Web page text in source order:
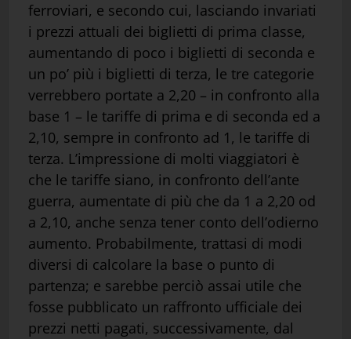
ferroviari, e secondo cui, lasciando invariati
i prezzi attuali dei biglietti di prima classe,
aumentando di poco i biglietti di seconda e
un po’ più i biglietti di terza, le tre categorie
verrebbero portate a 2,20 – in confronto alla
base 1 – le tariffe di prima e di seconda ed a
2,10, sempre in confronto ad 1, le tariffe di
terza. L’impressione di molti viaggiatori è
che le tariffe siano, in confronto dell’ante
guerra, aumentate di più che da 1 a 2,20 od
a 2,10, anche senza tener conto dell’odierno
aumento. Probabilmente, trattasi di modi
diversi di calcolare la base o punto di
partenza; e sarebbe perciò assai utile che
fosse pubblicato un raffronto ufficiale dei
prezzi netti pagati, successivamente, dal